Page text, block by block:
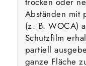
Abständen mit
(z. B. WOCA)
Schutzfilm
partiell
ganze Fläche